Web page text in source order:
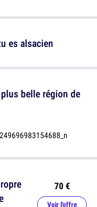
es alsacien
70 €
Voir l'offre
belle région de